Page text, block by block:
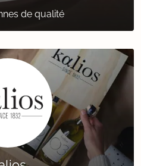
de qualité